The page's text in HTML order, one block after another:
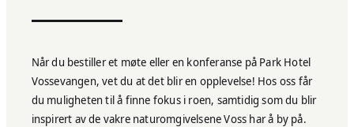
Når du bestiller et møte eller en konferanse på Park Hotel
Vossevangen, vet du at det blir en opplevelse! Hos oss får
du muligheten til å finne fokus i roen, samtidig som du blir
inspirert av de vakre naturomgivelsene Voss har å by på.